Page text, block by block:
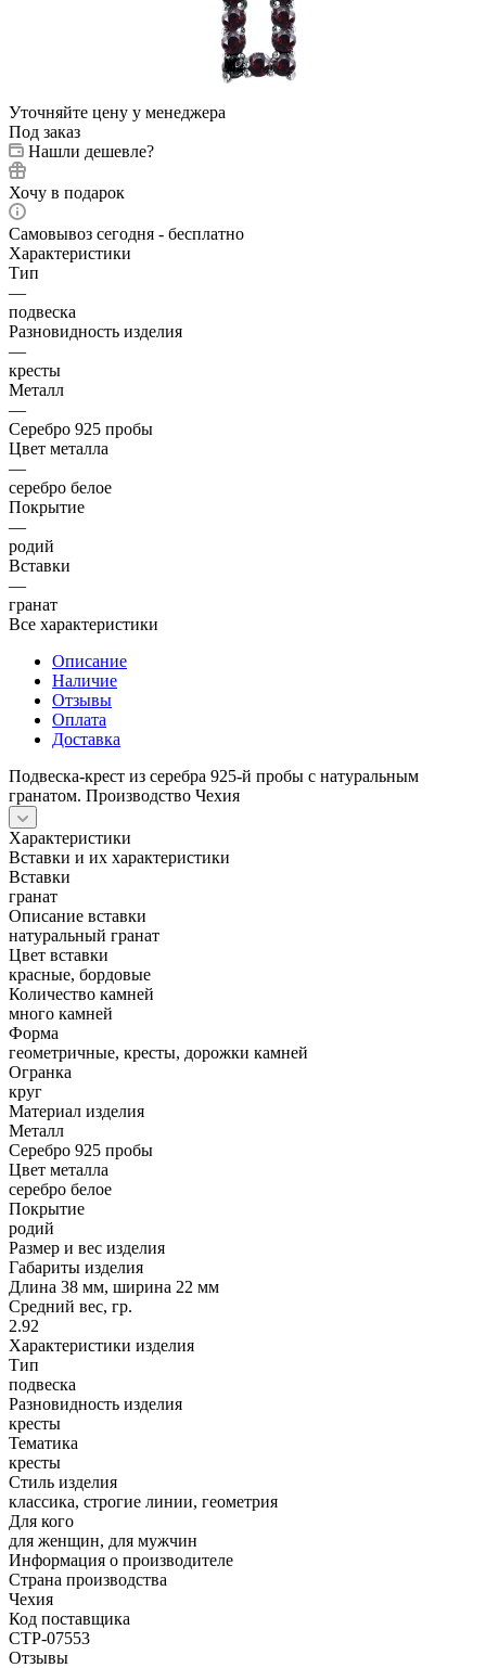
Уточняйте цену у менеджера
Под заказ
Нашли дешевле?
Хочу в подарок
Самовывоз сегодня - бесплатно
Характеристики
Тип
—
подвеска
Разновидность изделия
—
кресты
Металл
—
Серебро 925 пробы
Цвет металла
—
серебро белое
Покрытие
—
родий
Вставки
—
гранат
Все характеристики
Описание
Наличие
Отзывы
Оплата
Доставка
Подвеска-крест из серебра 925-й пробы с натуральным
гранатом. Производство Чехия
Характеристики
Вставки и их характеристики
Вставки
гранат
Описание вставки
натуральный гранат
Цвет вставки
красные, бордовые
Количество камней
много камней
Форма
геометричные, кресты, дорожки камней
Огранка
круг
Материал изделия
Металл
Серебро 925 пробы
Цвет металла
серебро белое
Покрытие
родий
Размер и вес изделия
Габариты изделия
Длина 38 мм, ширина 22 мм
Средний вес, гр.
2.92
Характеристики изделия
Тип
подвеска
Разновидность изделия
кресты
Тематика
кресты
Стиль изделия
классика, строгие линии, геометрия
Для кого
для женщин, для мужчин
Информация о производителе
Страна производства
Чехия
Код поставщика
CTP-07553
Отзывы